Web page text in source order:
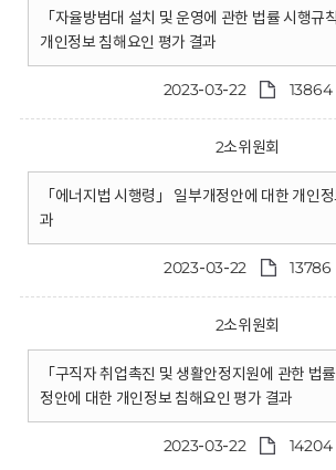
「자율방범대 설치 및 운영에 관한 법률 시행규
개인정보 침해요인 평가 결과
2023-03-22 13864
2소위원회
「에너지법 시행령」 일부개정안에 대한 개인
과
2023-03-22 13786
2소위원회
「구직자 취업촉진 및 생활안정지원에 관한 법
정안에 대한 개인정보 침해요인 평가 결과
2023-03-22 14204